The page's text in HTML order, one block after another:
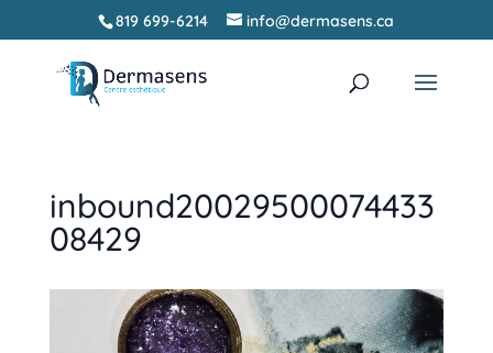
819 699-6214 info@dermasens.ca
inbound20029500074433
08429